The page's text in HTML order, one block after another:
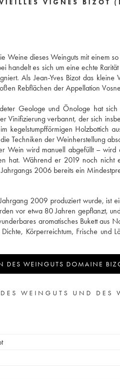
VIGNES BIZOT
Weine dieses Weinguts mit einem
handelt es sich um eine echte
Als Jean-Yves Bizot das
Rebflächen der Appellation
Geologe und Önologe hat
Vinifizierung verbannt, der sich
kegelstumpfförmigen Holzbottich
Techniken der Weinherstellung
Wein wird manuell abgefüllt – wird
hat. Während er 2019 noch
2006 bereits ein
2009 produziert wurde, ist
vor etwa 80 Jahren gepflanzt,
aromatisches Bukett aus
Körperreichtum, Frische
DES WEINGUTS DOMAINE
DES WEINGUTS UND DES